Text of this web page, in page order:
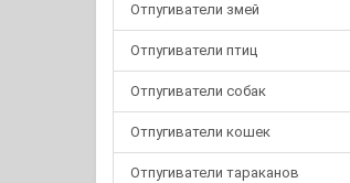
Отпугиватели змей
Отпугиватели птиц
Отпугиватели собак
Отпугиватели кошек
Отпугиватели тараканов